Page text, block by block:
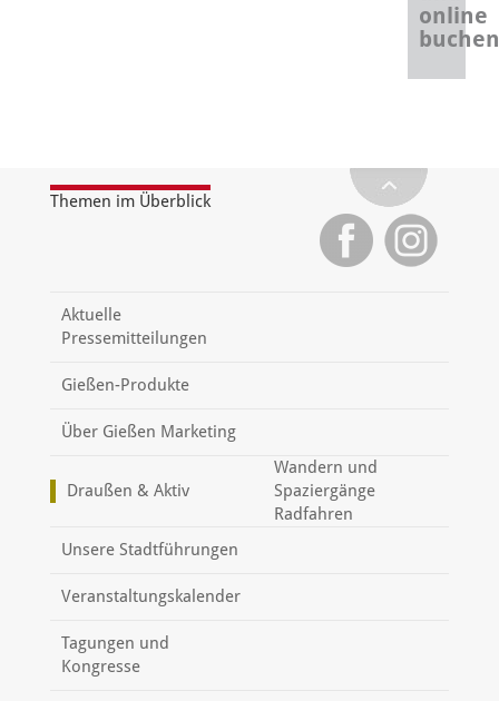
online
buchen
Themen im Überblick
Aktuelle
Pressemitteilungen
Gießen-Produkte
Über Gießen Marketing
Draußen & Aktiv
Wandern und
Spaziergänge
Radfahren
Unsere Stadtführungen
Veranstaltungskalender
Tagungen und
Kongresse